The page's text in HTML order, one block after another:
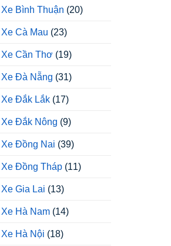
Bình Thuận (20)
Cà Mau (23)
Cần Thơ (19)
Đà Nẵng (31)
Đắk Lắk (17)
Đắk Nông (9)
Đồng Nai (39)
Đồng Tháp (11)
Gia Lai (13)
Hà Nam (14)
Hà Nội (18)